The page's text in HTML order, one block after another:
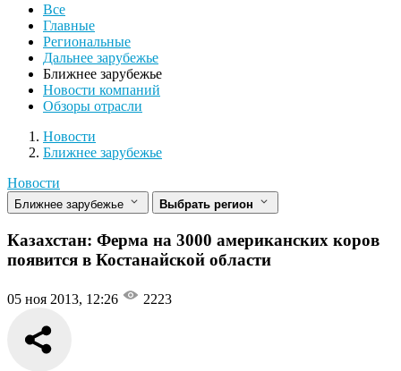
Все
Главные
Региональные
Дальнее зарубежье
Ближнее зарубежье
Новости компаний
Обзоры отрасли
Новости
Разделы
Новости
Ближнее зарубежье
Новости
Ближнее зарубежье Выбрать регион
Казахстан: Ферма на 3000 американских коров
появится в Костанайской области
05 ноя 2013, 12:26 2223